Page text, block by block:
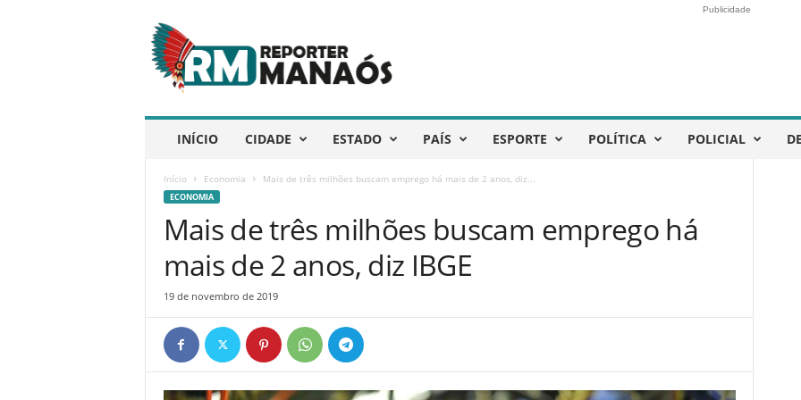
e
p
ó
Publicidade
INÍCIO CIDADE ESTADO PAÍS ESPORTE POLÍTICA POLICIAL
Início Economia Mais de três milhões buscam emprego há mais de 2 anos, diz...
ECONOMIA
Mais de três milhões buscam emprego há
mais de 2 anos, diz IBGE
19 de novembro de 2019